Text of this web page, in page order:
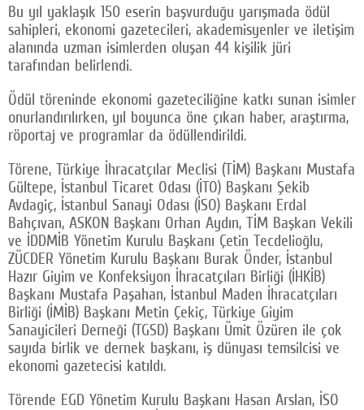
Bu yıl yaklaşık 150 eserin başvurduğu yarışmada ödül
sahipleri, ekonomi gazetecileri, akademisyenler ve iletişim
alanında uzman isimlerden oluşan 44 kişilik jüri
tarafından belirlendi.
Ödül töreninde ekonomi gazeteciliğine katkı sunan isimler
onurlandırılırken, yıl boyunca öne çıkan haber, araştırma,
röportaj ve programlar da ödüllendirildi.
Törene, Türkiye İhracatçılar Meclisi (TİM) Başkanı Mustafa
Gültepe, İstanbul Ticaret Odası (İTO) Başkanı Şekib
Avdagiç, İstanbul Sanayi Odası (İSO) Başkanı Erdal
Bahçıvan, ASKON Başkanı Orhan Aydın, TİM Başkan Vekili
ve İDDMİB Yönetim Kurulu Başkanı Çetin Tecdelioğlu,
ZÜCDER Yönetim Kurulu Başkanı Burak Önder, İstanbul
Hazır Giyim ve Konfeksiyon İhracatçıları Birliği (İHKİB)
Başkanı Mustafa Paşahan, İstanbul Maden İhracatçıları
Birliği (İMİB) Başkanı Metin Çekiç, Türkiye Giyim
Sanayicileri Derneği (TGSD) Başkanı Ümit Özüren ile çok
sayıda birlik ve dernek başkanı, iş dünyası temsilcisi ve
ekonomi gazetecisi katıldı.
Törende EGD Yönetim Kurulu Başkanı Hasan Arslan, İSO